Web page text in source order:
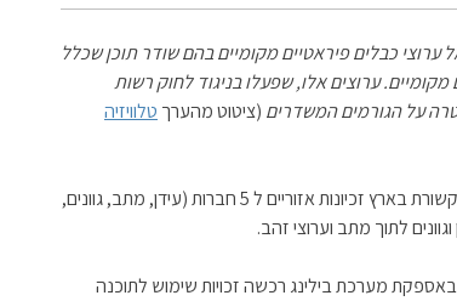
בישראל ערוצי כבלים פיראטיים מקומיים בהם שודר תוכן שכלל
ערוצים אלו, שפעלו בניגוד לחוק רשות
על הגורמים המשדרים (ציטוט מהערך טלוויזיה
במהלך שנת 1989 ניתנו ע"י משרד התקשורת בארץ זכיונות אזוריים ל 5 חברות (עידן, מתב, גוונים,
לתוך מתב וערוצי זהב.
מערכת בילינג רכשה זכויות שימוש לתוכנה